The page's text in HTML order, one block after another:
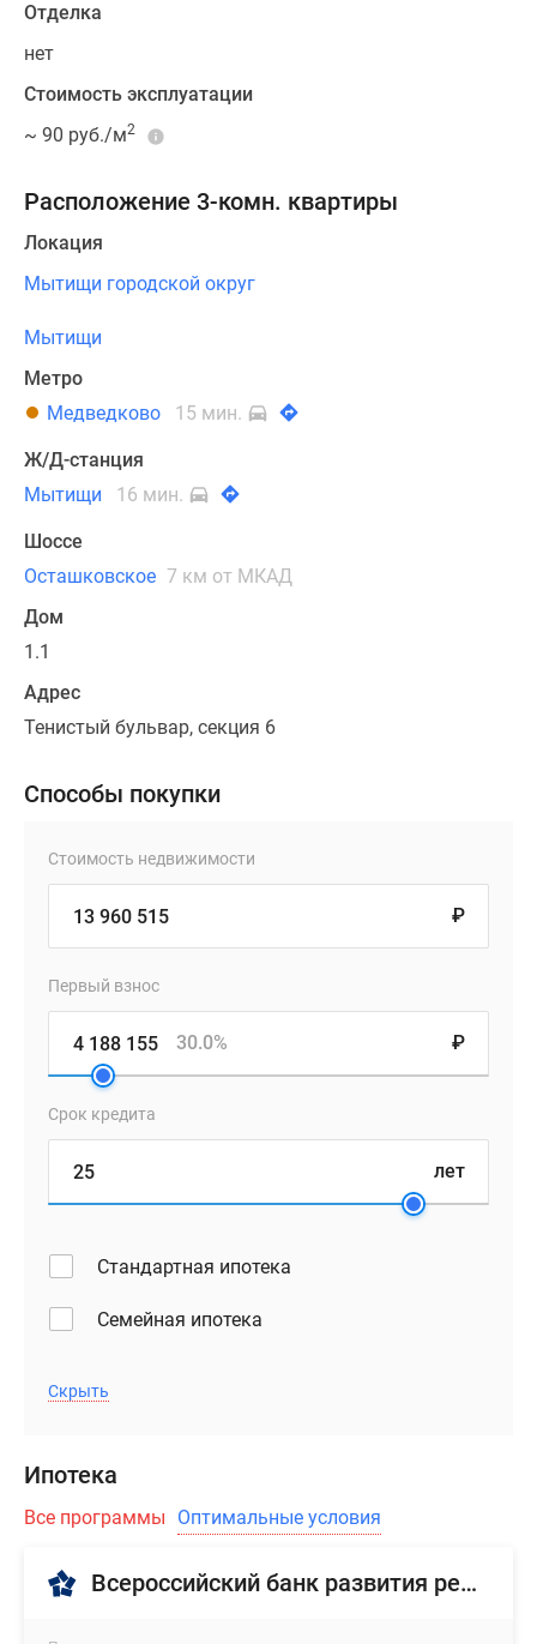
Отделка
нет
Стоимость эксплуатации
~ 90 руб./м2
Расположение 3-комн. квартиры
Локация
Мытищи городской округ
Мытищи
Метро
Медведково
15 мин.
Ж/Д-станция
Мытищи
16 мин.
Шоссе
Осташковское 7 км от МКАД
Дом
1.1
Адрес
Тенистый бульвар, секция 6
Способы покупки
Стоимость недвижимости
₽
Первый взнос
₽
30.0%
Срок кредита
лет
Стандартная ипотека
Семейная ипотека
Скрыть
Ипотека
Все программы Оптимальные условия
Всероссийский банк развития регионов